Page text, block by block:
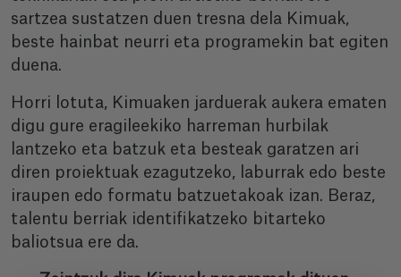
sartzea sustatzen duen tresna dela Kimuak,
beste hainbat neurri eta programekin bat egiten
duena.
Horri lotuta, Kimuaken jarduerak aukera ematen
digu gure eragileekiko harreman hurbilak
lantzeko eta batzuk eta besteak garatzen ari
diren proiektuak ezagutzeko, laburrak edo beste
iraupen edo formatu batzuetakoak izan. Beraz,
talentu berriak identifikatzeko bitarteko
baliotsua ere da.